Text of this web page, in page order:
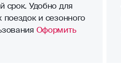
срок. Удобно для
поездок и сезонного
Оформить